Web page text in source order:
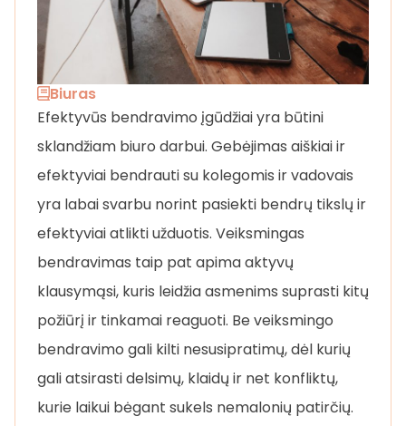
Biuras
Efektyvūs bendravimo įgūdžiai yra būtini
sklandžiam biuro darbui. Gebėjimas aiškiai ir
efektyviai bendrauti su kolegomis ir vadovais
yra labai svarbu norint pasiekti bendrų tikslų ir
efektyviai atlikti užduotis. Veiksmingas
bendravimas taip pat apima aktyvų
klausymąsi, kuris leidžia asmenims suprasti kitų
požiūrį ir tinkamai reaguoti. Be veiksmingo
bendravimo gali kilti nesusipratimų, dėl kurių
gali atsirasti delsimų, klaidų ir net konfliktų,
kurie laikui bėgant sukels nemalonių patirčių.